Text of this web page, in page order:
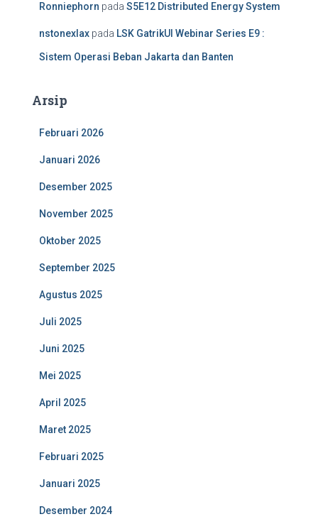
Ronniephorn pada S5E12 Distributed Energy System
nstonexlax pada LSK GatrikUI Webinar Series E9 :
Sistem Operasi Beban Jakarta dan Banten
Arsip
Februari 2026
Januari 2026
Desember 2025
November 2025
Oktober 2025
September 2025
Agustus 2025
Juli 2025
Juni 2025
Mei 2025
April 2025
Maret 2025
Februari 2025
Januari 2025
Desember 2024